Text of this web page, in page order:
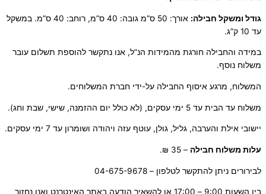
גודל ומשקל חבילה:
אורך: 50 ס”מ גובה: 40 ס”מ, רוחב: 40 ס”מ. במשקל
עד 10 ק”ג.
במידה והחבילה חורגת מהמידות הנ”ל, אנו נתקשר להוספת תשלום עובר
משלוח נוסף.
המשלוח, מרגע איסוף החבילה על-ידי חברת המשלוחים.
משלוח עד הבית עד 5 ימי עסקים, (לא כולל יום ההזמנה, שישי, שבת וחג).
יישובי אילת והערבה, גליל, גולן, עוטף עזה ויהודה ושומרון עד 7 ימי עסקים.
עלות משלוח חבילה – 35 ₪.
לבירורים ניתן להתקשר לטלפון – 04-675-9678
בין השעות 9:00 – 17:00 או להשאיר הודעה באתר האינטרנט ואנו נחזור